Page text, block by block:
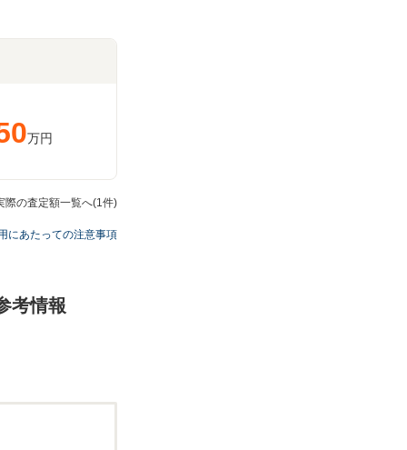
万円
際の査定額一覧へ(1件)
にあたっての注意事項
考情報